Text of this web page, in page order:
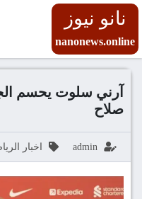
نانو نيوز
nanonews.online
آرني سلوت يحسم
صلاح
admin اخبار